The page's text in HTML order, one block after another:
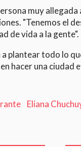
muy
"Tenemos el
de vida a la gente".
a plantear todo lo
hacer una ciudad
Eliana